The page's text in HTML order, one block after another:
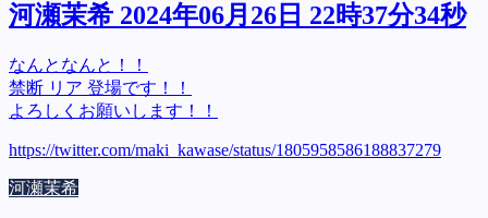
河瀬茉希 2024年06月26日 22時37分34秒
なんとなんと！！
禁断 リア 登場です！！
よろしくお願いします！！
https://twitter.com/maki_kawase/status/1805958586188837279
河瀬茉希